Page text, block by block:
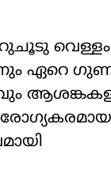
വെള്ളം
ഏറെ